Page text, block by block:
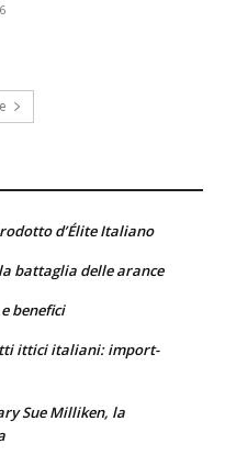
d’Élite Italiano
battaglia delle arance
benefici
ittici italiani: import-
Sue Milliken, la